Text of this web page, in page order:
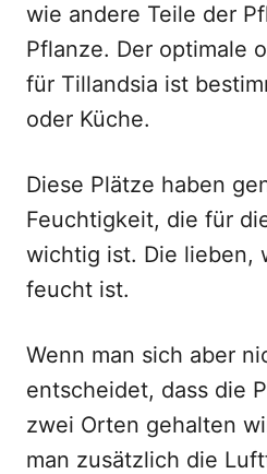
wie andere Teile der
Pflanze. Der optimale
für Tillandsia ist
oder Küche.
Diese Plätze haben
Feuchtigkeit, die für
wichtig ist. Die lieben,
feucht ist.
Wenn man sich aber
entscheidet, dass die
zwei Orten gehalten
man zusätzlich die